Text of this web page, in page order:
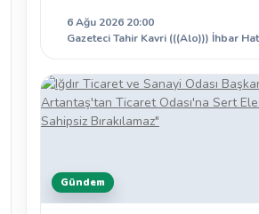
6 Ağu 2026 20:00
Gazeteci Tahir Kavri (((Alo))) İhbar
Gündem